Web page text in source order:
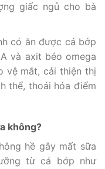
giấc ngủ cho bà
có ăn được cá bớp
và axit béo omega
vệ mắt, cải thiện thị
thể, thoái hóa điểm
không?
hề gây mất sữa
từ cá bớp như